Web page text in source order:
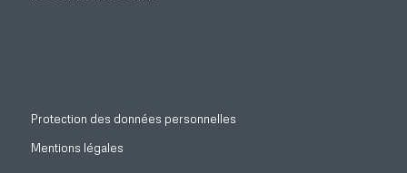
Protection des données personnelles
Mentions légales